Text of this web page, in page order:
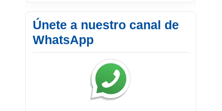
Únete a nuestro canal de
WhatsApp